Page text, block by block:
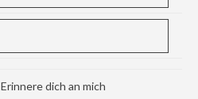
Erinnere dich an mich